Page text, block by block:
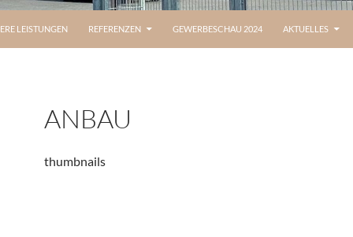
LEISTUNGEN REFERENZEN GEWERBESCHAU 2024 AKTUELLES
ANBAU
thumbnails